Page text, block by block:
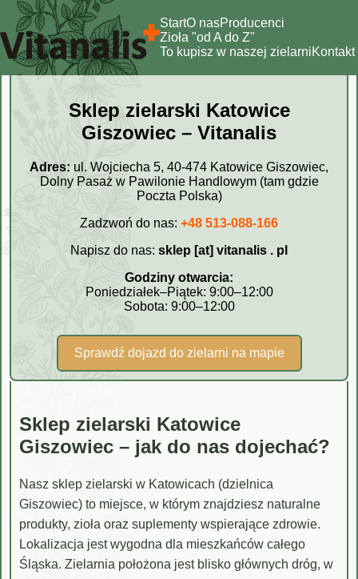
StartO nasProducenci
Zioła "od A do Z"
To kupisz w naszej zielarniKontakt
Sklep zielarski Katowice
Giszowiec – Vitanalis
Adres: ul. Wojciecha 5, 40-474 Katowice Giszowiec,
Dolny Pasaż w Pawilonie Handlowym (tam gdzie
Poczta Polska)
Zadzwoń do nas: +48 513-088-166
Napisz do nas: sklep [at] vitanalis . pl
Godziny otwarcia:
Poniedziałek–Piątek: 9:00–12:00
Sobota: 9:00–12:00
Sprawdź dojazd do zielarni na mapie
Sklep zielarski Katowice
Giszowiec – jak do nas dojechać?
Nasz sklep zielarski w Katowicach (dzielnica
Giszowiec) to miejsce, w którym znajdziesz naturalne
produkty, zioła oraz suplementy wspierające zdrowie.
Lokalizacja jest wygodna dla mieszkańców całego
Śląska. Zielarnia położona jest blisko głównych dróg, w